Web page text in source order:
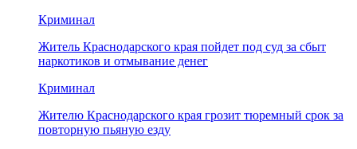
Криминал
Житель Краснодарского края пойдет под суд за сбыт
наркотиков и отмывание денег
Криминал
Жителю Краснодарского края грозит тюремный срок за
повторную пьяную езду